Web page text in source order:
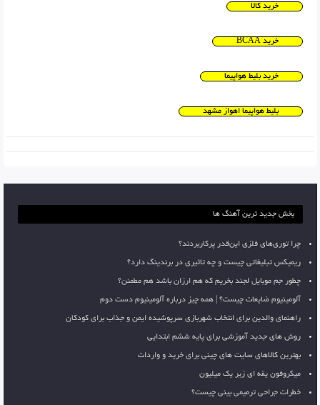
خرید کالا
خرید BCAA
خرید بلیط هواپیما
بلیط هواپیما اهواز مشهد
بخش جدید ترین آهنگ ها
چرا توری‌های فلزی این‌قدر پرکاربردند؟
ریمیکس تبلیغاتی چیست و چه تاثیری در برندینگ دارد؟
چطور جم موبایل لجند بخریم که هم ارزان باشد هم مطمئن؟
آلومینیوم ضایعات چیست؟ | همه چیز درباره آلومینیوم دست دوم
راهنمای والدین برای انتخاب شهربازی سرپوشیده ایمن و جذاب برای کودکان
روش های جدید آموزشی برای پایه ششم ابتدایی
بهترین کالاهای سایت های چینی برای خرید و واردات
میکروفون یقه ای زیر یک میلیون
خطرات جراحی ترمیمی بینی چیست؟